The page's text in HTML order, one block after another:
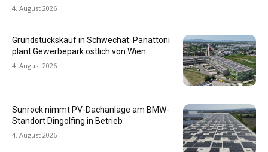
4. August 2026
Grundstückskauf in Schwechat: Panattoni
plant Gewerbepark östlich von Wien
4. August 2026
Sunrock nimmt PV-Dachanlage am BMW-
Standort Dingolfing in Betrieb
4. August 2026